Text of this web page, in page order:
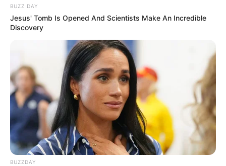
BUZZ DAY
Jesus' Tomb Is Opened And Scientists Make An Incredible
Discovery
BUZZDAY